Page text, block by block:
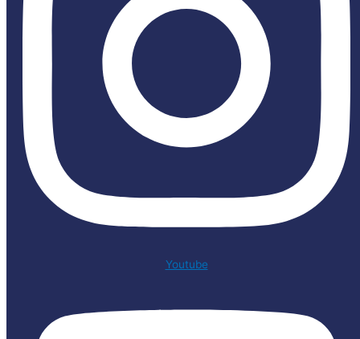
Youtube